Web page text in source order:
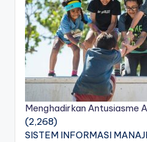
Menghadirkan Antusiasme
(2,268)
SISTEM INFORMASI